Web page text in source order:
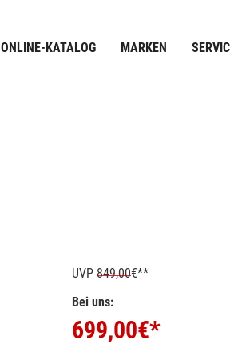
ONLINE-KATALOG MARKEN
UVP 849,00€**
Bei uns:
699,00€*